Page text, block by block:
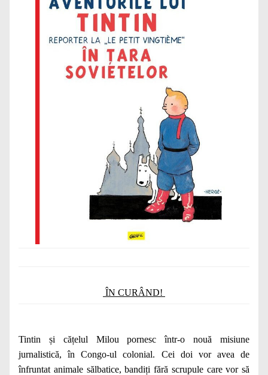
ÎN CURÂND!
Tintin și cățelul Milou pornesc într-o nouă misiune
jurnalistică, în Congo-ul colonial. Cei doi vor avea de
înfruntat animale sălbatice, bandiți fără scrupule care vor să